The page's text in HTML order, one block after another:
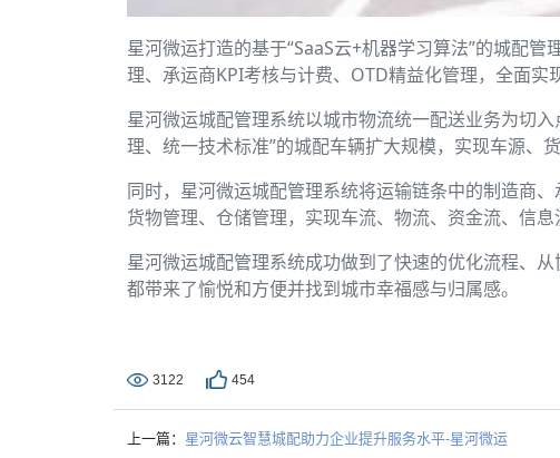
星河微运打造的基于“SaaS云+机器学习算法”的城配
理、承运商KPI考核与计费、OTD精益化管理，全面实
星河微运城配管理系统以城市物流统一配送业务为切
理、统一技术标准”的城配车辆扩大规模，实现车源、
同时，星河微运城配管理系统将运输链条中的制造商
货物管理、仓储管理，实现车流、物流、资金流、信
星河微运城配管理系统成功做到了快速的优化流程、
都带来了愉悦和方便并找到城市幸福感与归属感。
3122 454
上一篇： 星河微云智慧城配助力企业提升服务水平-星河微运